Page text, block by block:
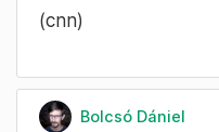
(cnn)
Bolcsó Dániel